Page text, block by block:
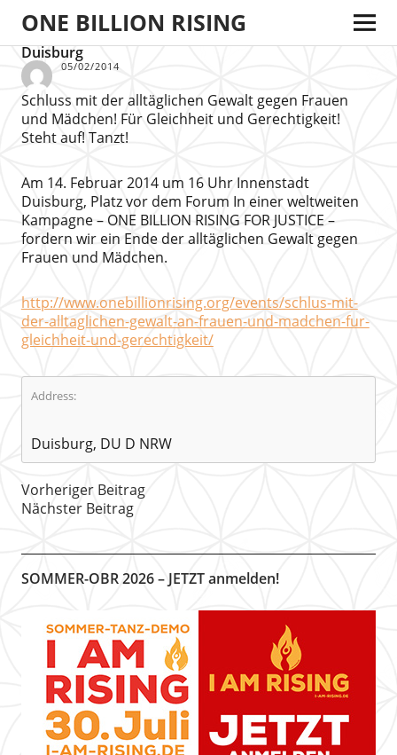
ONE BILLION RISING
Duisburg
05/02/2014
Schluss mit der alltäglichen Gewalt gegen Frauen
und Mädchen! Für Gleichheit und Gerechtigkeit!
Steht auf! Tanzt!
Am 14. Februar 2014 um 16 Uhr Innenstadt
Duisburg, Platz vor dem Forum In einer weltweiten
Kampagne – ONE BILLION RISING FOR JUSTICE –
fordern wir ein Ende der alltäglichen Gewalt gegen
Frauen und Mädchen.
http://www.onebillionrising.org/events/schlus-mit-
der-alltaglichen-gewalt-an-frauen-und-madchen-fur-
gleichheit-und-gerechtigkeit/
Address:
Duisburg, DU D NRW
Vorheriger Beitrag
Nächster Beitrag
SOMMER-OBR 2026 – JETZT anmelden!